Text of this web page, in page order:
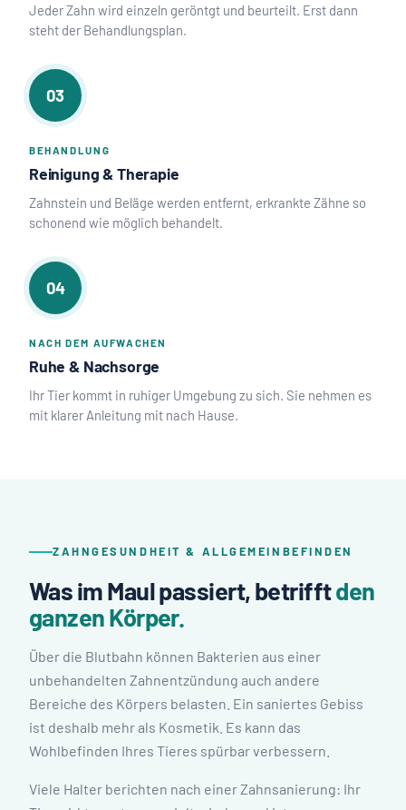
Jeder Zahn wird einzeln geröntgt und beurteilt. Erst dann
steht der Behandlungsplan.
03
BEHANDLUNG
Reinigung & Therapie
Zahnstein und Beläge werden entfernt, erkrankte Zähne so
schonend wie möglich behandelt.
04
NACH DEM AUFWACHEN
Ruhe & Nachsorge
Ihr Tier kommt in ruhiger Umgebung zu sich. Sie nehmen es
mit klarer Anleitung mit nach Hause.
ZAHNGESUNDHEIT & ALLGEMEINBEFINDEN
Was im Maul passiert, betrifftden
ganzen Körper.
Über die Blutbahn können Bakterien aus einer
unbehandelten Zahnentzündung auch andere
Bereiche des Körpers belasten. Ein saniertes Gebiss
ist deshalb mehr als Kosmetik. Es kann das
Wohlbefinden Ihres Tieres spürbar verbessern.
Viele Halter berichten nach einer Zahnsanierung: Ihr